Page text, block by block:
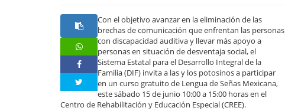
Con el objetivo avanzar en la eliminación de las
brechas de comunicación que enfrentan las personas
con discapacidad auditiva y llevar más apoyo a
personas en situación de desventaja social, el
Sistema Estatal para el Desarrollo Integral de la
Familia (DIF) invita a las y los potosinos a participar
en un curso gratuito de Lengua de Señas Mexicana,
este sábado 15 de junio 10:00 a 15:00 horas en el
Centro de Rehabilitación y Educación Especial (CREE).